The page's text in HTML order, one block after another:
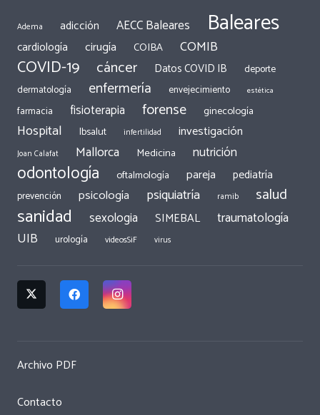
Adema adicción AECC Baleares Baleares
cardiología cirugía COIBA COMIB
COVID-19 cáncer Datos COVID IB
deporte
dermatología
enfermería envejecimiento estética
farmacia fisioterapia forense ginecología
Hospital Ibsalut infertilidad investigación
Joan Calafat Mallorca Medicina nutrición
odontología oftalmología pareja pediatría
prevención psicología psiquiatría ramib salud
sanidad sexologia SIMEBAL traumatología
UIB urología videosSiF virus
Archivo PDF
Contacto